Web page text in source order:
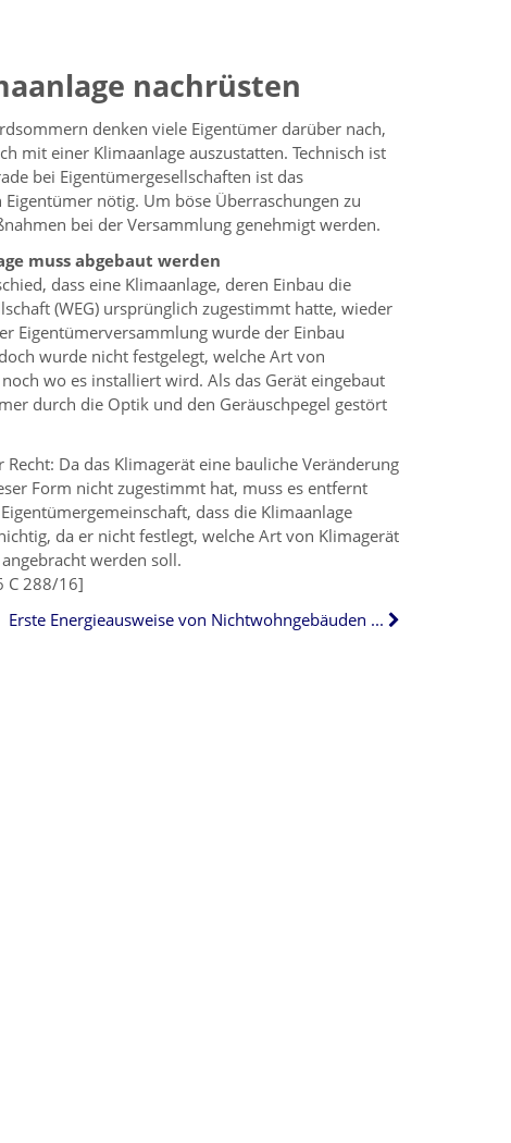
nachrüsten
denken viele Eigentümer darüber nach,
mit einer Klimaanlage auszustatten. Technisch ist
bei Eigentümergesellschaften ist das
nötig. Um böse Überraschungen zu
bei der Versammlung genehmigt werden.
muss abgebaut werden
dass eine Klimaanlage, deren Einbau die
(WEG) ursprünglich zugestimmt hatte, wieder
Eigentümerversammlung wurde der Einbau
wurde nicht festgelegt, welche Art von
wo es installiert wird. Als das Gerät eingebaut
durch die Optik und den Geräuschpegel gestört
Recht: Da das Klimagerät eine bauliche Veränderung
Form nicht zugestimmt hat, muss es entfernt
dass die Klimaanlage
da er nicht festlegt, welche Art von Klimagerät
werden soll.
C 288/16]
Erste Energieausweise von Nichtwohngebäuden werden ungültig